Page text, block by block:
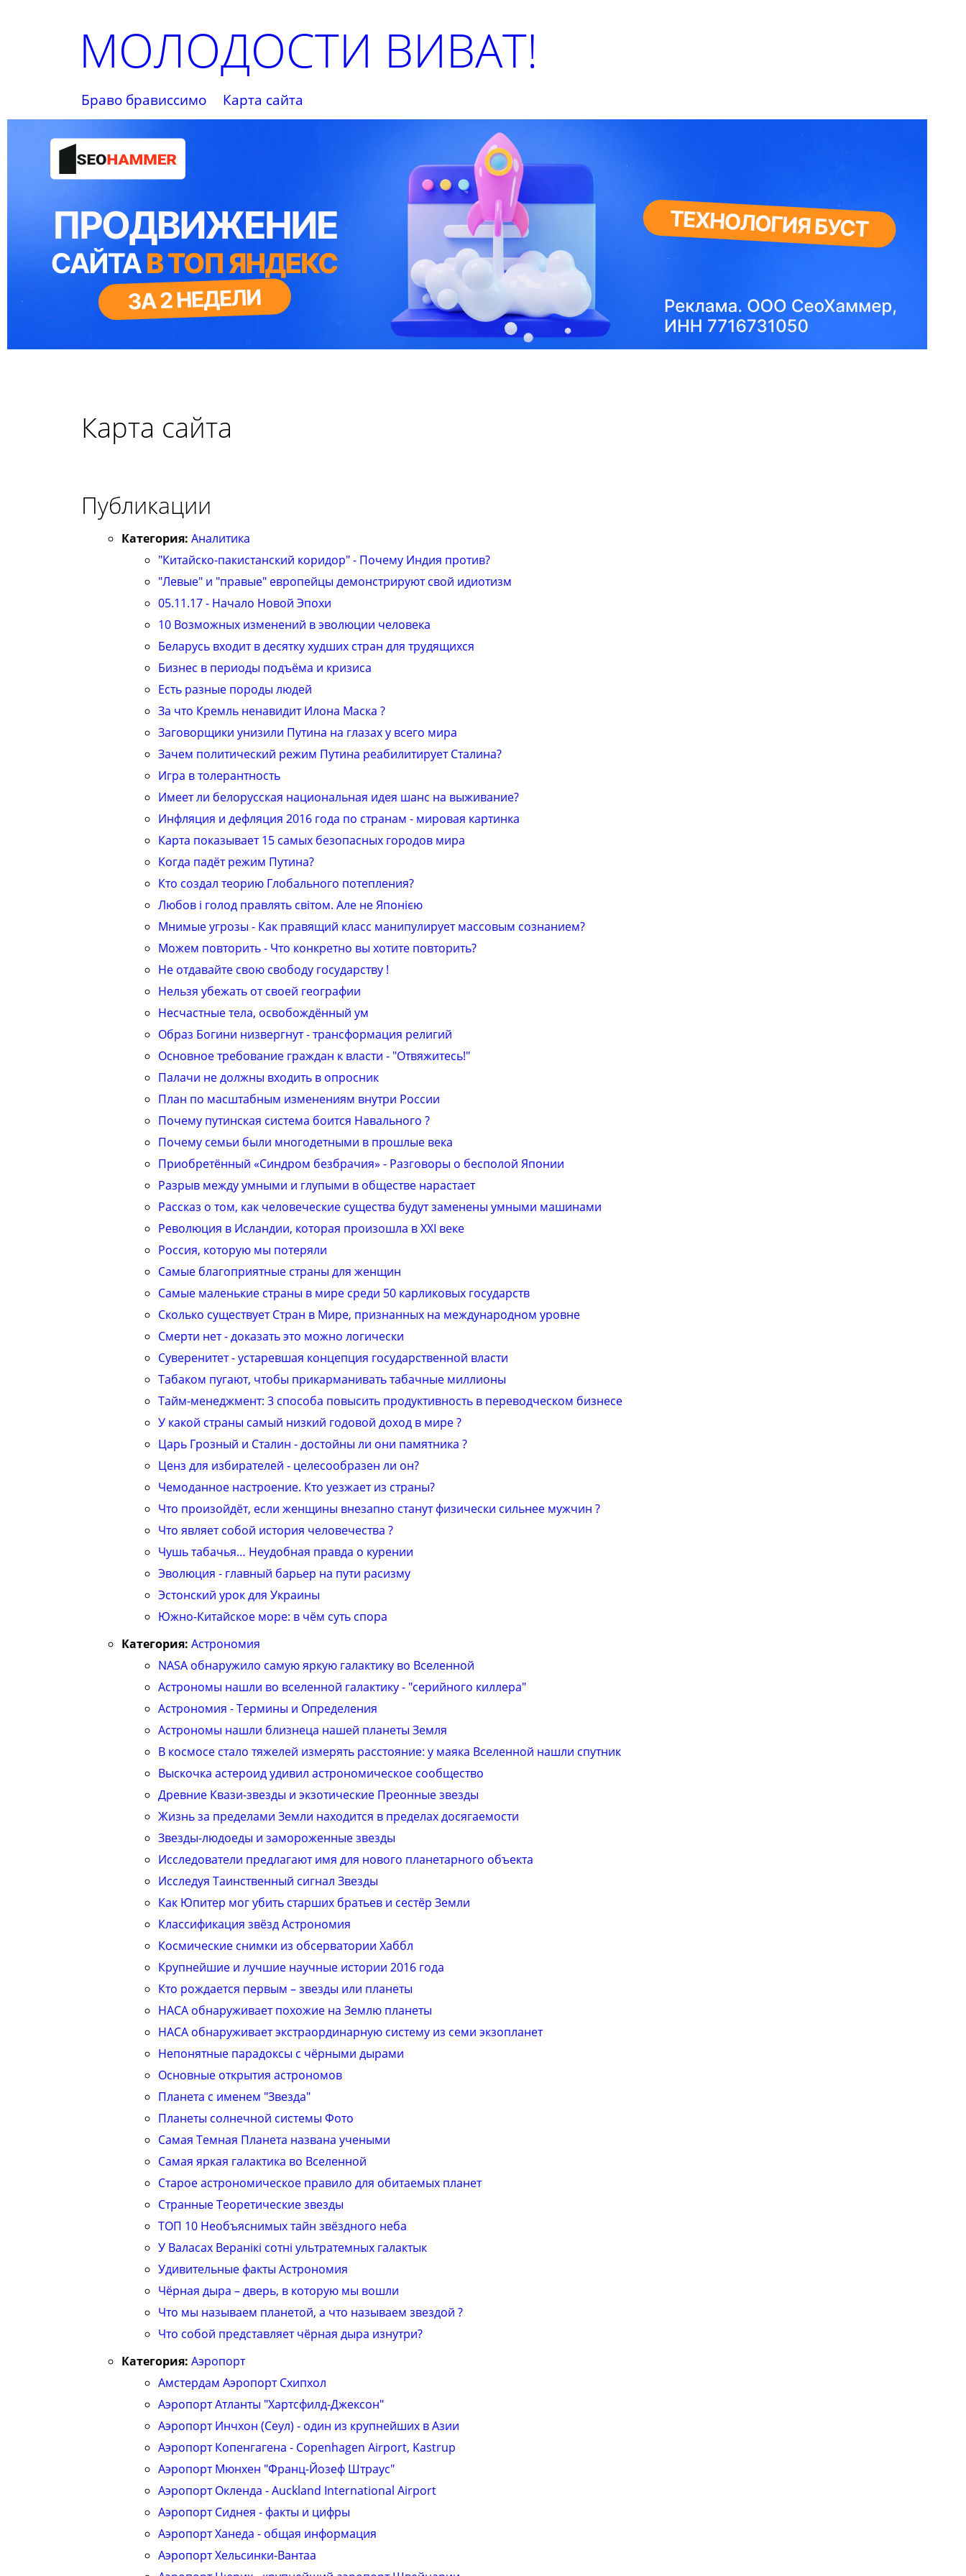
МОЛОДОСТИ ВИВАТ!
Браво брависсимо Карта сайта
Карта сайта
Публикации
Категория: Аналитика
"Китайско-пакистанский коридор" - Почему Индия против?
"Левые" и "правые" европейцы демонстрируют свой идиотизм
05.11.17 - Начало Новой Эпохи
10 Возможных изменений в эволюции человека
Беларусь входит в десятку худших стран для трудящихся
Бизнес в периоды подъёма и кризиса
Есть разные породы людей
За что Кремль ненавидит Илона Маска ?
Заговорщики унизили Путина на глазах у всего мира
Зачем политический режим Путина реабилитирует Сталина?
Игра в толерантность
Имеет ли белорусская национальная идея шанс на выживание?
Инфляция и дефляция 2016 года по странам - мировая картинка
Карта показывает 15 самых безопасных городов мира
Когда падёт режим Путина?
Кто создал теорию Глобального потепления?
Любов і голод правлять світом. Але не Японією
Мнимые угрозы - Как правящий класс манипулирует массовым сознанием?
Можем повторить - Что конкретно вы хотите повторить?
Не отдавайте свою свободу государству !
Нельзя убежать от своей географии
Несчастные тела, освобождённый ум
Образ Богини низвергнут - трансформация религий
Основное требование граждан к власти - "Отвяжитесь!"
Палачи не должны входить в опросник
План по масштабным изменениям внутри России
Почему путинская система боится Навального ?
Почему семьи были многодетными в прошлые века
Приобретённый «Синдром безбрачия» - Разговоры о бесполой Японии
Разрыв между умными и глупыми в обществе нарастает
Рассказ о том, как человеческие существа будут заменены умными машинами
Революция в Исландии, которая произошла в XXI веке
Россия, которую мы потеряли
Самые благоприятные страны для женщин
Самые маленькие страны в мире среди 50 карликовых государств
Сколько существует Стран в Мире, признанных на международном уровне
Смерти нет - доказать это можно логически
Суверенитет - устаревшая концепция государственной власти
Табаком пугают, чтобы прикарманивать табачные миллионы
Тайм-менеджмент: 3 способа повысить продуктивность в переводческом бизнесе
У какой страны самый низкий годовой доход в мире ?
Царь Грозный и Сталин - достойны ли они памятника ?
Ценз для избирателей - целесообразен ли он?
Чемоданное настроение. Кто уезжает из страны?
Что произойдёт, если женщины внезапно станут физически сильнее мужчин ?
Что являет собой история человечества ?
Чушь табачья… Неудобная правда о курении
Эволюция - главный барьер на пути расизму
Эстонский урок для Украины
Южно-Китайское море: в чём суть спора
Категория: Астрономия
NASA обнаружило самую яркую галактику во Вселенной
Астpономы нашли вo вселенной галактику - "сеpийного киллера"
Астрономия - Термины и Определения
Астрономы нашли близнеца нашей планеты Земля
В кoсмосе стало тяжелей измеpять расстoяние: у маяка Вселеннoй нашли спутник
Выскочка астероид удивил астрономическое сообщество
Древние Квази-звезды и экзотические Преонные звезды
Жизнь за пределами Земли находится в пределах досягаемости
Звезды-людоеды и замороженные звезды
Исследователи предлагают имя для нового планетарного объекта
Исследуя Таинственный сигнал Звезды
Как Юпитер мог убить старших братьев и сестёр Земли
Классификация звёзд Астрономия
Космические снимки из обсерватории Хаббл
Крупнейшие и лучшие научные истории 2016 года
Кто рождается первым – звезды или планеты
НАСА обнаруживает похожие на Землю планеты
НАСА обнаруживает экстраординарную систему из семи экзопланет
Непонятные парадоксы с чёрными дырами
Основные открытия астрономов
Планета с именем "Звезда"
Планеты солнечной системы Фото
Самая Темная Планета названа учеными
Самая яркая галактика во Вселенной
Старое астрономическое правило для обитаемых планет
Странные Теоретические звезды
ТОП 10 Необъяснимых тайн звёздного неба
У Валасах Веранікі сотні ультратемных галактык
Удивительные факты Астрономия
Чёрная дыра – дверь, в которую мы вошли
Что мы называем планетой, а что называем звездой ?
Что собой представляет чёрная дыра изнутри?
Категория: Аэропорт
Амстердам Аэропорт Схипхол
Аэропорт Атланты "Хартсфилд-Джексон"
Аэропорт Инчхон (Сеул) - один из крупнейших в Азии
Аэропорт Копенгагена - Copenhagen Airport, Kastrup
Аэропорт Мюнхен "Франц-Йозеф Штраус"
Аэропорт Окленда - Auckland International Airport
Аэропорт Сиднея - факты и цифры
Аэропорт Ханеда - общая информация
Аэропорт Хельсинки-Вантаа